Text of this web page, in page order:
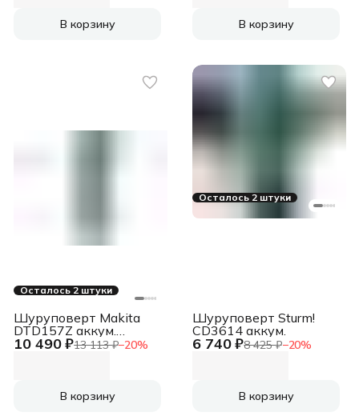
В корзину В корзину
Осталось 2 штуки
10 490 ₽13 113 ₽−20%
Шуруповерт Makita
DTD157Z аккум.
патрон:шестигр.1/4"
В корзину
Осталось 2 штуки
6 740 ₽8 425 ₽−20%
Шуруповерт Sturm!
CD3614 аккум.
В корзину